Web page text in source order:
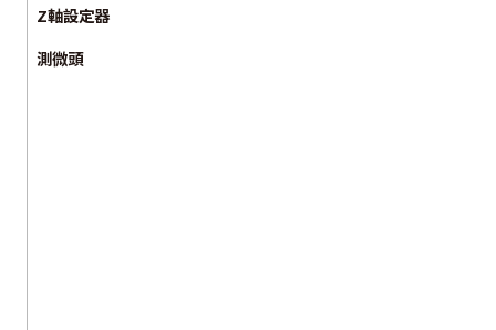
Z軸設定器
測微頭